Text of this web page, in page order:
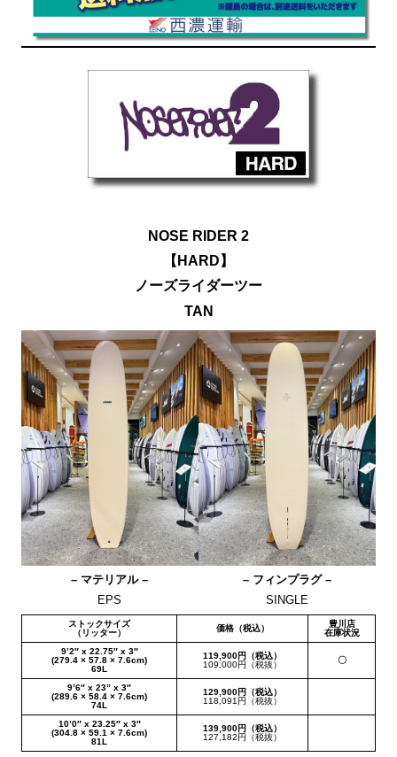
NOSE RIDER 2
【HARD】
ノーズライダーツー
TAN
– マテリアル –
EPS
– フィンプラグ –
SINGLE
ストックサイズ
（リッター）
価格（税込）
豊川店
在庫状況
9’2″ x 22.75″ x 3″
(279.4 × 57.8 × 7.6cm)
69L
119,900円（税込）
109,000円（税抜）
〇
9’6″ x 23” x 3″
(289.6 × 58.4 × 7.6cm)
74L
129,900円（税込）
118,091円（税抜）
10’0″ x 23.25″ x 3″
(304.8 × 59.1 × 7.6cm)
81L
139,900円（税込）
127,182円（税抜）